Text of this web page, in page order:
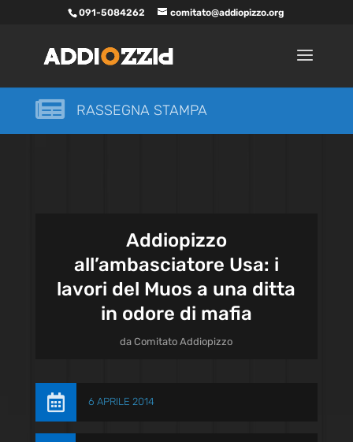
091-5084262 comitato@addiopizzo.org
 RASSEGNA STAMPA
Addiopizzo
all’ambasciatore Usa: i
lavori del Muos a una ditta
in odore di mafia
daComitato Addiopizzo
 6 APRILE 2014